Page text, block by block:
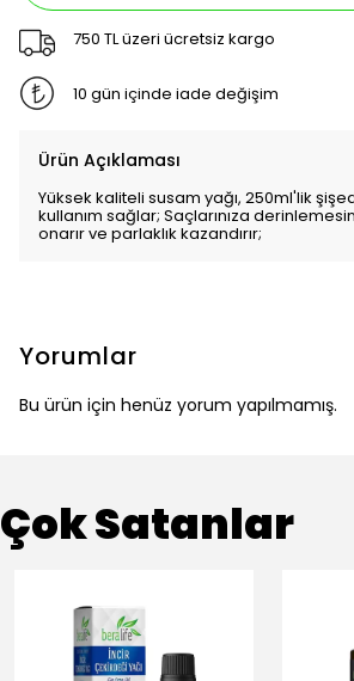
750 TL üzeri ücretsiz kargo
10 gün içinde iade değişim
Ürün Açıklaması
Yüksek kaliteli susam yağı, 250ml'lik
kullanım sağlar; Saçlarınıza
onarır ve parlaklık kazandırır;
Yorumlar
Bu ürün için henüz yorum yapılmamış.
Çok Satanlar